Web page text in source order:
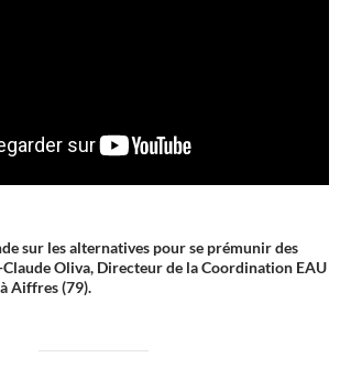
sur les alternatives pour se prémunir des
Claude Oliva, Directeur de la Coordination EAU
Aiffres (79).